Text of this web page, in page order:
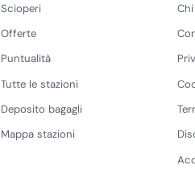
Scioperi
Offerte
Puntualità
Tutte le stazioni
Deposito bagagli
Mappa stazioni